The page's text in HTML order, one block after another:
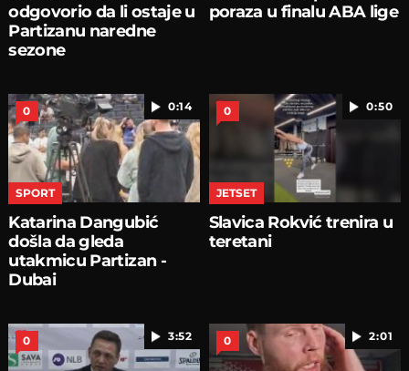
odgovorio da li ostaje u
Partizanu naredne
sezone
poraza u finalu ABA lige
0:14
0
SPORT
Katarina Dangubić
došla da gleda
utakmicu Partizan -
Dubai
0:50
0
JETSET
Slavica Rokvić trenira u
teretani
3:52
0 2:01
0